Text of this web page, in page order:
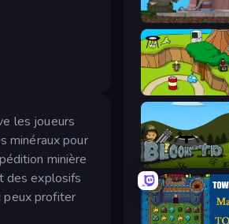
les joueurs
minéraux pour
minière
des explosifs
peux profiter
Motherload
Grow Island